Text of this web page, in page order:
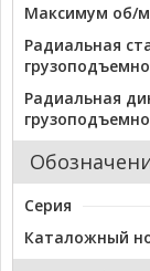
Максимум об/
Радиальная
Радиальная
Серия
Каталожный